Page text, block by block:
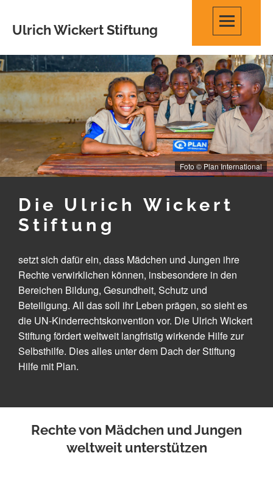
content
Ulrich Wickert Stiftung
Foto © Plan International
Die Ulrich Wickert
Stiftung
setzt sich dafür ein, dass Mädchen und Jungen ihre
Rechte verwirklichen können, insbesondere in den
Bereichen Bildung, Gesundheit, Schutz und
Beteiligung. All das soll ihr Leben prägen, so sieht es
die UN-Kinderrechtskonvention vor. Die Ulrich Wickert
Stiftung fördert weltweit langfristig wirkende Hilfe zur
Selbsthilfe. Dies alles unter dem Dach der Stiftung
Hilfe mit Plan.
Rechte von Mädchen und Jungen
weltweit unterstützen